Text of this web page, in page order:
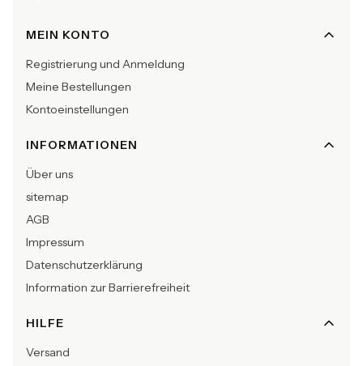
Fußzeilenmenü
MEIN KONTO
Registrierung und Anmeldung
Meine Bestellungen
Kontoeinstellungen
INFORMATIONEN
Über uns
sitemap
AGB
Impressum
Datenschutzerklärung
Information zur Barrierefreiheit
HILFE
Versand